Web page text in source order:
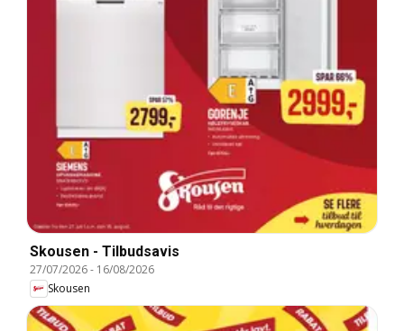
Skousen - Tilbudsavis
27/07/2026- 16/08/2026
Skousen